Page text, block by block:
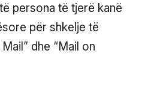
persona të tjerë kanë
për shkelje të
dhe “Mail on